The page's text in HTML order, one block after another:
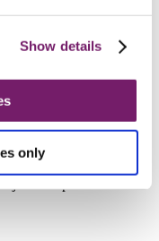
Show details
only
om en annan
kan avvika helt
BTP-planen.